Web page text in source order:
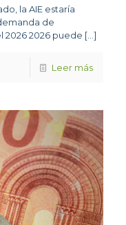
la AIE estaría
de
2026 2026 puede […]
Leer más